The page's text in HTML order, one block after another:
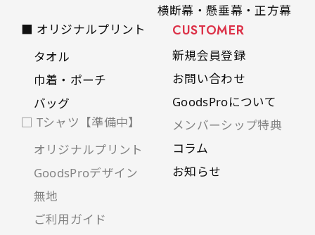
横断幕・懸垂幕・正方幕
■ オリジナルプリント
タオル
巾着・ポーチ
バッグ
□ Tシャツ【準備中】
オリジナルプリント
GoodsProデザイン
無地
ご利用ガイド
CUSTOMER
新規会員登録
お問い合わせ
GoodsProについて
メンバーシップ特典
コラム
お知らせ